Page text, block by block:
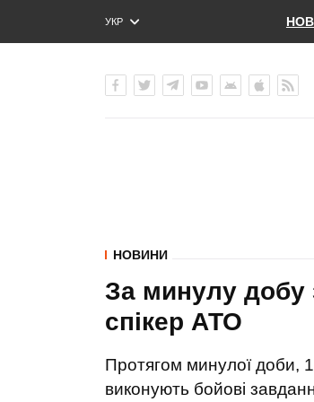
УКР
ENG
НОВИНИ
За минулу добу
спікер АТО
Протягом минулої доби,
виконують бойові